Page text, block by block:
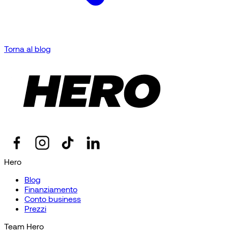
Torna al blog
Hero
Blog
Finanziamento
Conto business
Prezzi
Team Hero